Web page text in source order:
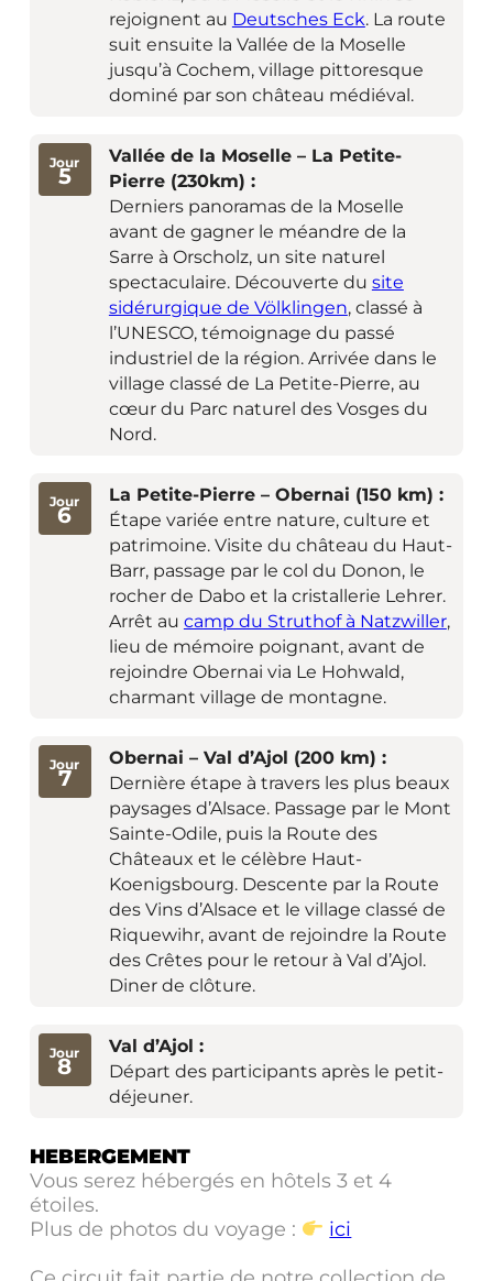
rejoignent au Deutsches Eck. La route
suit ensuite la Vallée de la Moselle
jusqu’à Cochem, village pittoresque
dominé par son château médiéval.
Jour
5
Vallée de la Moselle – La Petite-
Pierre (230km) :
Derniers panoramas de la Moselle
avant de gagner le méandre de la
Sarre à Orscholz, un site naturel
spectaculaire. Découverte du site
sidérurgique de Völklingen, classé à
l’UNESCO, témoignage du passé
industriel de la région. Arrivée dans le
village classé de La Petite-Pierre, au
cœur du Parc naturel des Vosges du
Nord.
Jour
6
La Petite-Pierre – Obernai (150 km) :
Étape variée entre nature, culture et
patrimoine. Visite du château du Haut-
Barr, passage par le col du Donon, le
rocher de Dabo et la cristallerie Lehrer.
Arrêt au camp du Struthof à Natzwiller,
lieu de mémoire poignant, avant de
rejoindre Obernai via Le Hohwald,
charmant village de montagne.
Jour
7
Obernai – Val d’Ajol (200 km) :
Dernière étape à travers les plus beaux
paysages d’Alsace. Passage par le Mont
Sainte-Odile, puis la Route des
Châteaux et le célèbre Haut-
Koenigsbourg. Descente par la Route
des Vins d’Alsace et le village classé de
Riquewihr, avant de rejoindre la Route
des Crêtes pour le retour à Val d’Ajol.
Diner de clôture.
Jour
8
Val d’Ajol :
Départ des participants après le petit-
déjeuner.
HEBERGEMENT
Vous serez hébergés en hôtels 3 et 4
étoiles.
Plus de photos du voyage :
ici